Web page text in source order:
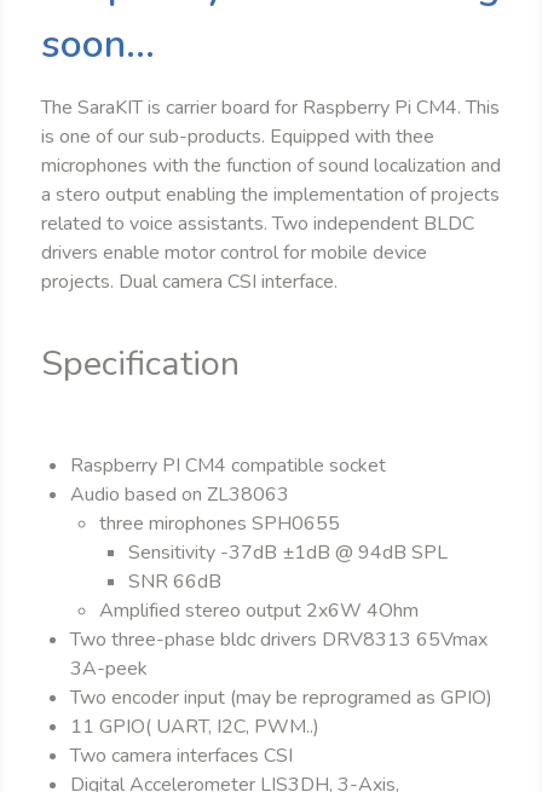
soon...
The SaraKIT is carrier board for Raspberry Pi CM4. This
is one of our sub-products. Equipped with thee
microphones with the function of sound localization and
a stero output enabling the implementation of projects
related to voice assistants. Two independent BLDC
drivers enable motor control for mobile device
projects. Dual camera CSI interface.
Specification
Raspberry PI CM4 compatible socket
Audio based on ZL38063
three mirophones SPH0655
Sensitivity -37dB ±1dB @ 94dB SPL
SNR 66dB
Amplified stereo output 2x6W 4Ohm
Two three-phase bldc drivers DRV8313 65Vmax
3A-peek
Two encoder input (may be reprogramed as GPIO)
11 GPIO( UART, I2C, PWM..)
Two camera interfaces CSI
Digital Accelerometer LIS3DH, 3-Axis,